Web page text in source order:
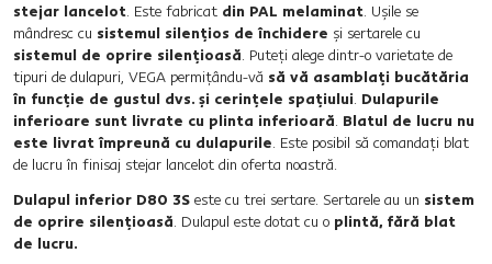
stejar lancelot. Este fabricat din PAL melaminat. Uşile se
mândresc cu sistemul silenţios de închidere şi sertarele cu
sistemul de oprire silenţioasă. Puteţi alege dintr-o varietate de
tipuri de dulapuri, VEGA permiţându-vă să vă asamblaţi bucătăria
în funcţie de gustul dvs. şi cerinţele spaţiului. Dulapurile
inferioare sunt livrate cu plinta inferioară. Blatul de lucru nu
este livrat împreună cu dulapurile. Este posibil să comandaţi blat
de lucru în finisaj stejar lancelot din oferta noastră.
Dulapul inferior D80 3S este cu trei sertare. Sertarele au un sistem
de oprire silenţioasă. Dulapul este dotat cu o plintă, fără blat
de lucru.